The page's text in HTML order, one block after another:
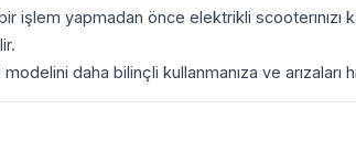
işlem yapmadan önce elektrikli scooterınızı
daha bilinçli kullanmanıza ve arızaları